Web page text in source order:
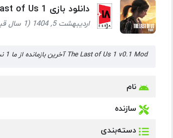
دانلود بازی The Last of Us 1 آخرین بازمانده از ما 1 اندروید
اردیبهشت 5, 1404 (1 سال قبل)
The Last of Us 1 v0.1 Mod آخرین بازمانده از ما 1 نسخه 0.1 مود شده
نام
سازنده
دسته‌بندی